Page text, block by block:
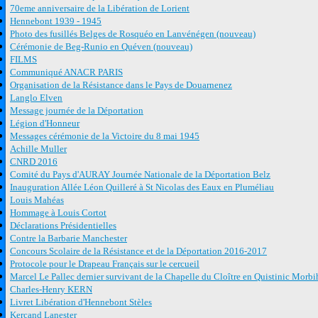
70eme anniversaire de la Libération de Lorient
Hennebont 1939 - 1945
Photo des fusillés Belges de Rosquéo en Lanvénégen (nouveau)
Cérémonie de Beg-Runio en Quéven (nouveau)
FILMS
Communiqué ANACR PARIS
Organisation de la Résistance dans le Pays de Douarnenez
Langlo Elven
Message journée de la Déportation
Légion d'Honneur
Messages cérémonie de la Victoire du 8 mai 1945
Achille Muller
CNRD 2016
Comité du Pays d'AURAY Journée Nationale de la Déportation Belz
Inauguration Allée Léon Quilleré à St Nicolas des Eaux en Pluméliau
Louis Mahéas
Hommage à Louis Cortot
Déclarations Présidentielles
Contre la Barbarie Manchester
Concours Scolaire de la Résistance et de la Déportation 2016-2017
Protocole pour le Drapeau Français sur le cercueil
Marcel Le Pallec dernier survivant de la Chapelle du Cloître en Quistinic
Charles-Henry KERN
Livret Libération d'Hennebont Stèles
Kercand Lanester